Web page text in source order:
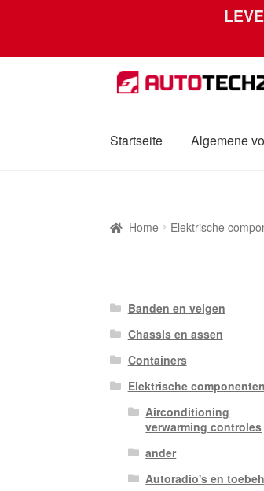
Skip
to
Skip
to
Startseite Algemene
Mijn accountOver ons
Home Elektrische
Banden en velgen
Chassis en assen
Containers
Elektrische componenten
Airconditioning
verwarming controles
ander
Autoradio's en